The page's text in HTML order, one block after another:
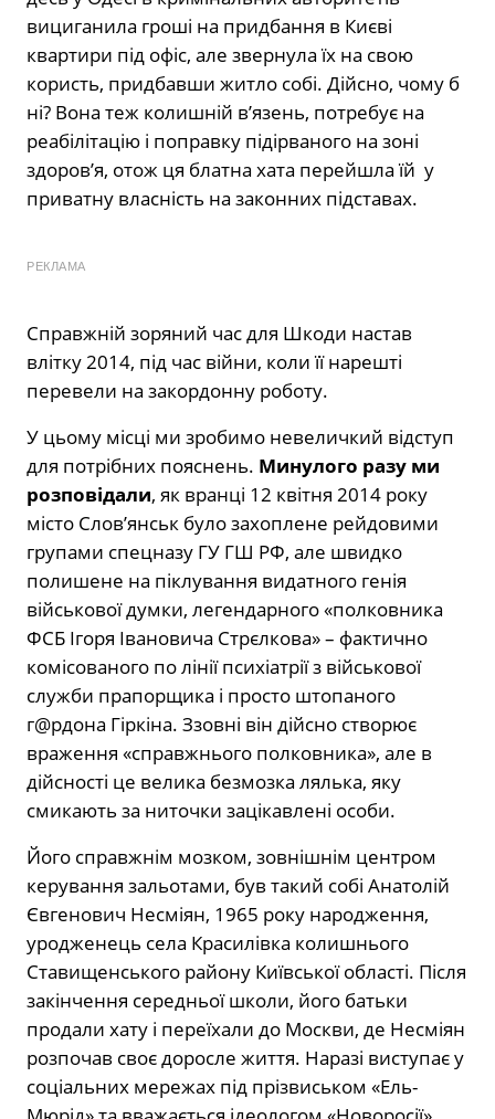
вициганила гроші на придбання в Києві
квартири під офіс, але звернула їх на свою
користь, придбавши житло собі. Дійсно, чому б
ні? Вона теж колишній в’язень, потребує на
реабілітацію і поправку підірваного на зоні
здоров’я, отож ця блатна хата перейшла їй у
приватну власність на законних підставах.
РЕКЛАМА
Справжній зоряний час для Шкоди настав
влітку 2014, під час війни, коли її нарешті
перевели на закордонну роботу.
У цьому місці ми зробимо невеличкий відступ
для потрібних пояснень. Минулого разу ми
розповідали, як вранці 12 квітня 2014 року
місто Слов’янськ було захоплене рейдовими
групами спецназу ГУ ГШ РФ, але швидко
полишене на піклування видатного генія
військової думки, легендарного «полковника
ФСБ Ігоря Івановича Стрєлкова» – фактично
комісованого по лінії психіатрії з військової
служби прапорщика і просто штопаного
г@рдона Гіркіна. Ззовні він дійсно створює
враження «справжнього полковника», але в
дійсності це велика безмозка лялька, яку
смикають за ниточки зацікавлені особи.
Його справжнім мозком, зовнішнім центром
керування зальотами, був такий собі Анатолій
Євгенович Несміян, 1965 року народження,
уродженець села Красилівка колишнього
Ставищенського району Київської області. Після
закінчення середньої школи, його батьки
продали хату і переїхали до Москви, де Несміян
розпочав своє доросле життя. Наразі виступає у
соціальних мережах під прізвиськом «Ель-